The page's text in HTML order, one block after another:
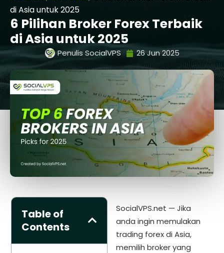
di Asia untuk 2025
6 Pilihan Broker Forex Terbaik
di Asia untuk 2025
Penulis SocialVPS 26 Jun 2025
Table of
Contents
SocialVPS.net — Jika
anda ingin memulakan
trading forex di Asia,
memilih broker yang